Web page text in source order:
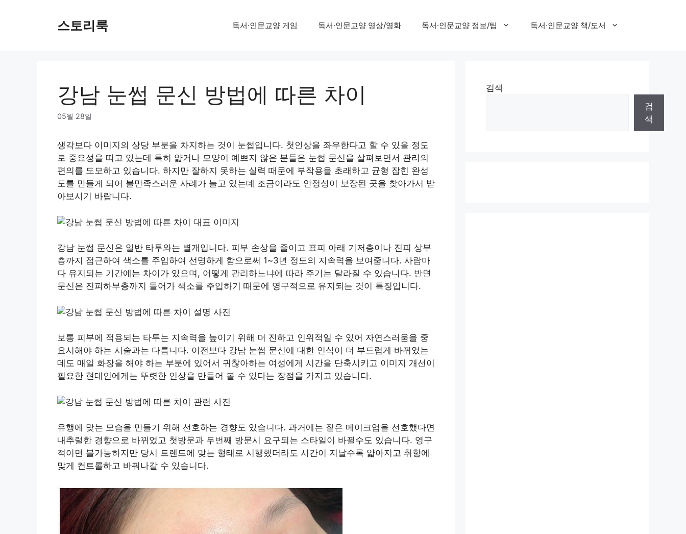
스토리룩 독서·인문교양 게임 독서·인문교양 영상/영화 독서·인문교양 정보/팁 독서·인문교양 책/도서
강남 눈썹 문신 방법에 따른 차이
05월 28일
생각보다 이미지의 상당 부분을 차지하는 것이 눈썹입니다. 첫인상을 좌우한다고 할 수 있을 정도
로 중요성을 띠고 있는데 특히 얇거나 모양이 예쁘지 않은 분들은 눈썹 문신을 살펴보면서 관리의
편의를 도모하고 있습니다. 하지만 잘하지 못하는 실력 때문에 부작용을 초래하고 균형 잡힌 완성
도를 만들게 되어 불만족스러운 사례가 늘고 있는데 조금이라도 안정성이 보장된 곳을 찾아가서 받
아보시기 바랍니다.
강남 눈썹 문신은 일반 타투와는 별개입니다. 피부 손상을 줄이고 표피 아래 기저층이나 진피 상부
층까지 접근하여 색소를 주입하여 선명하게 함으로써 1~3년 정도의 지속력을 보여줍니다. 사람마
다 유지되는 기간에는 차이가 있으며, 어떻게 관리하느냐에 따라 주기는 달라질 수 있습니다. 반면
문신은 진피하부층까지 들어가 색소를 주입하기 때문에 영구적으로 유지되는 것이 특징입니다.
보통 피부에 적용되는 타투는 지속력을 높이기 위해 더 진하고 인위적일 수 있어 자연스러움을 중
요시해야 하는 시술과는 다릅니다. 이전보다 강남 눈썹 문신에 대한 인식이 더 부드럽게 바뀌었는
데도 매일 화장을 해야 하는 부분에 있어서 귀찮아하는 여성에게 시간을 단축시키고 이미지 개선이
필요한 현대인에게는 뚜렷한 인상을 만들어 볼 수 있다는 장점을 가지고 있습니다.
유행에 맞는 모습을 만들기 위해 선호하는 경향도 있습니다. 과거에는 짙은 메이크업을 선호했다면
내추럴한 경향으로 바뀌었고 첫방문과 두번째 방문시 요구되는 스타일이 바뀔수도 있습니다. 영구
적이면 불가능하지만 당시 트렌드에 맞는 형태로 시행했더라도 시간이 지날수록 얇아지고 취향에
맞게 컨트롤하고 바꿔나갈 수 있습니다.
검색
검
색